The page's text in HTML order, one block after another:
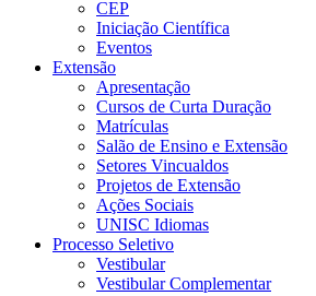
CEP
Iniciação Científica
Eventos
Extensão
Apresentação
Cursos de Curta Duração
Matrículas
Salão de Ensino e Extensão
Setores Vincualdos
Projetos de Extensão
Ações Sociais
UNISC Idiomas
Processo Seletivo
Vestibular
Vestibular Complementar